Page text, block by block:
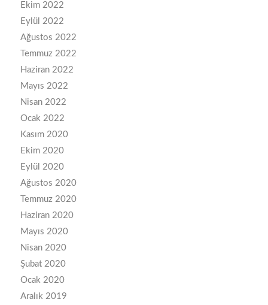
Ekim 2022
Eylül 2022
Ağustos 2022
Temmuz 2022
Haziran 2022
Mayıs 2022
Nisan 2022
Ocak 2022
Kasım 2020
Ekim 2020
Eylül 2020
Ağustos 2020
Temmuz 2020
Haziran 2020
Mayıs 2020
Nisan 2020
Şubat 2020
Ocak 2020
Aralık 2019